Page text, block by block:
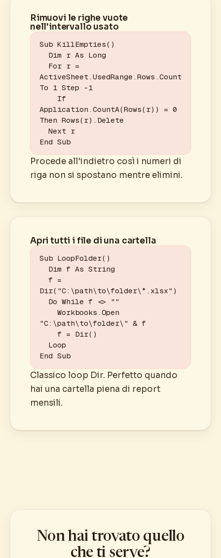
Rimuovi le righe vuote
nell'intervallo usato
Sub KillEmpties()
ActiveSheet.UsedRange.Rows.Count
To 1 Step -1
Application.CountA(Rows(r)) = 0
Then Rows(r).Delete
End Sub
Procede all'indietro così i numeri di
riga non si spostano mentre elimini.
Apri tutti i file di una cartella
Sub LoopFolder()
Dir("C:\path\to\folder\*.xlsx")
"C:\path\to\folder\" & f
End Sub
Classico loop Dir. Perfetto quando
hai una cartella piena di report
mensili.
Non hai trovato quello
che ti serve?